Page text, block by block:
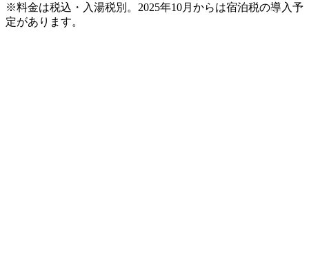
※料金は税込・入湯税別。2025年10月からは宿泊税の導入予
定があります。